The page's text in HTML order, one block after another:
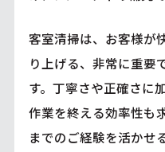
客室清掃は、お客様が
り上げる、非常に重要
す。丁寧さや正確さに
作業を終える効率性も
までのご経験を活かせ